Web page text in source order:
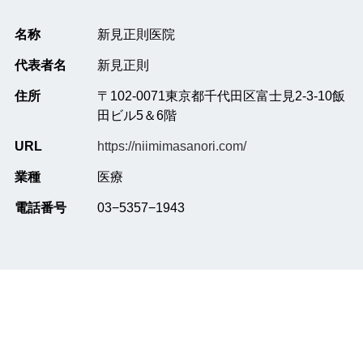
名称 新見正則医院
代表者名 新見正則
住所
〒102-0071東京都千代田区富士見2-3-10飯
田ビル5＆6階
URL https://niimimasanori.com/
業種 医療
電話番号 03−5357−1943